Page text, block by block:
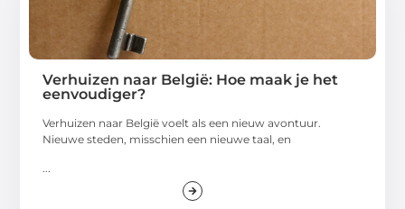
Verhuizen naar België: Hoe maak je het
eenvoudiger?
Verhuizen naar België voelt als een nieuw avontuur.
Nieuwe steden, misschien een nieuwe taal, en
...